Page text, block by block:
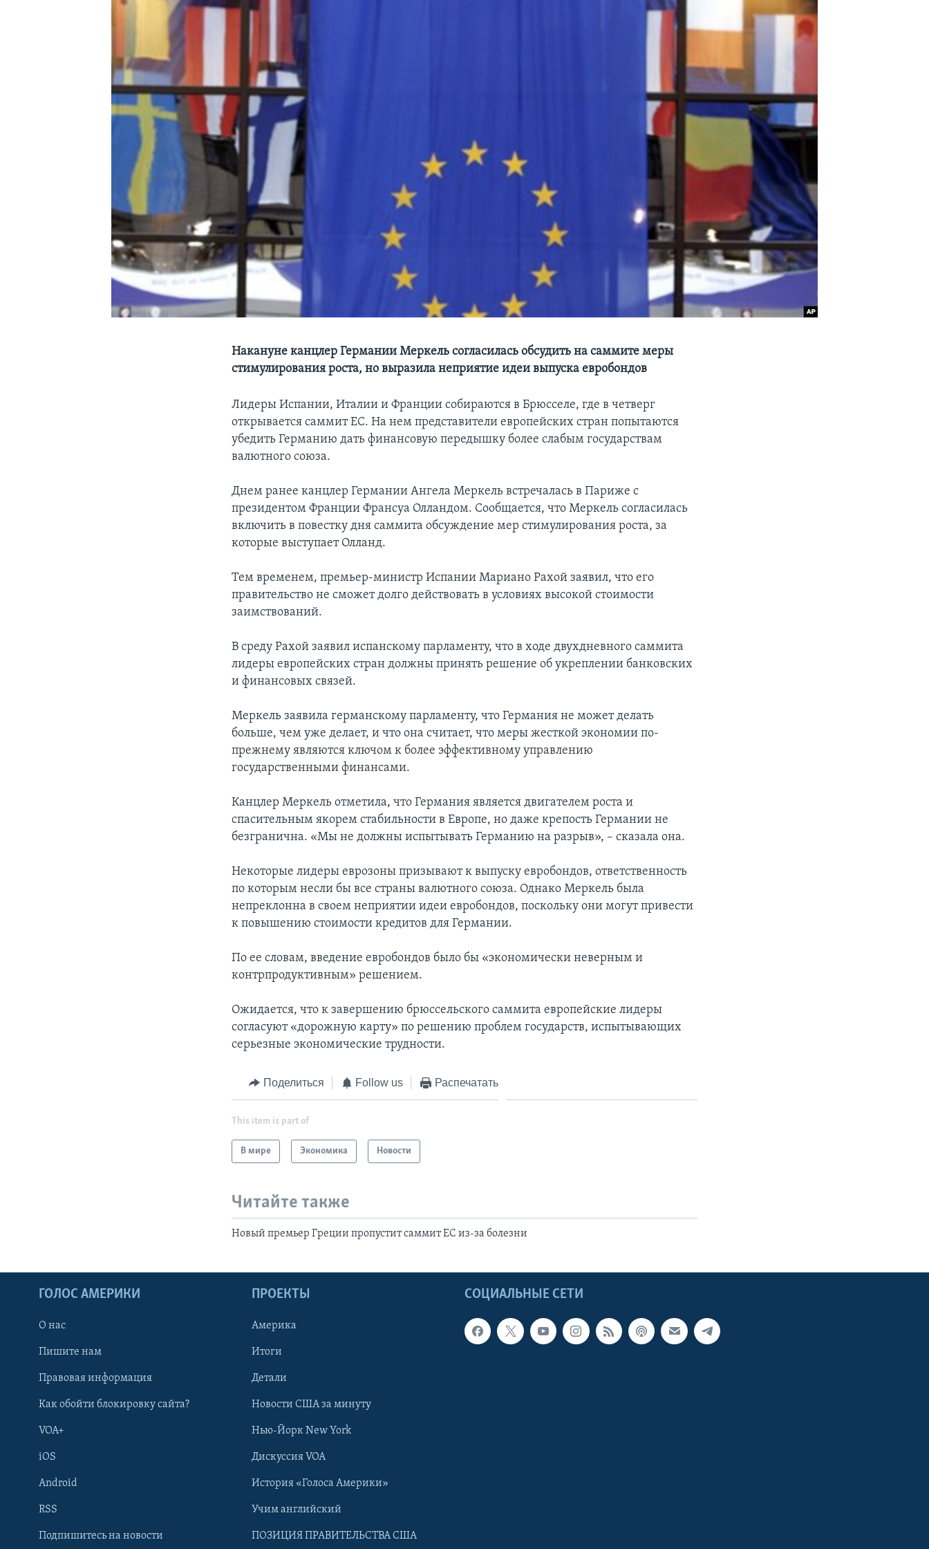
Learning English
Накануне канцлер Германии Меркель согласилась обсудить на саммите меры
стимулирования роста, но выразила неприятие идеи выпуска евробондов
Лидеры Испании, Италии и Франции собираются в Брюсселе, где в четверг
открывается саммит ЕС. На нем представители европейских стран попытаются
убедить Германию дать финансовую передышку более слабым государствам
валютного союза.
Днем ранее канцлер Германии Ангела Меркель встречалась в Париже с
президентом Франции Франсуа Олландом. Сообщается, что Меркель согласилась
включить в повестку дня саммита обсуждение мер стимулирования роста, за
которые выступает Олланд.
Тем временем, премьер-министр Испании Мариано Рахой заявил, что его
правительство не сможет долго действовать в условиях высокой стоимости
заимствований.
В среду Рахой заявил испанскому парламенту, что в ходе двухдневного саммита
лидеры европейских стран должны принять решение об укреплении банковских
и финансовых связей.
Меркель заявила германскому парламенту, что Германия не может делать
больше, чем уже делает, и что она считает, что меры жесткой экономии по-
прежнему являются ключом к более эффективному управлению
государственными финансами.
Канцлер Меркель отметила, что Германия является двигателем роста и
спасительным якорем стабильности в Европе, но даже крепость Германии не
безгранична. «Мы не должны испытывать Германию на разрыв», – сказала она.
Некоторые лидеры еврозоны призывают к выпуску евробондов, ответственность
по которым несли бы все страны валютного союза. Однако Меркель была
непреклонна в своем неприятии идеи евробондов, поскольку они могут привести
к повышению стоимости кредитов для Германии.
По ее словам, введение евробондов было бы «экономически неверным и
контрпродуктивным» решением.
Ожидается, что к завершению брюссельского саммита европейские лидеры
согласуют «дорожную карту» по решению проблем государств, испытывающих
серьезные экономические трудности.
Поделиться Follow us Распечатать
This item is part of
В мире Экономика Новости
Читайте также
Новый премьер Греции пропустит саммит ЕС из-за болезни
СОЦИАЛЬНЫЕ СЕТИ
ГОЛОС АМЕРИКИ
О нас
Пишите нам
Правовая информация
Как обойти блокировку сайта?
VOA+
iOS
Android
RSS
Подпишитесь на новости
ПРОЕКТЫ
Америка
Итоги
Детали
Новости США за минуту
Нью-Йорк New York
Дискуссия VOA
История «Голоса Америки»
Учим английский
ПОЗИЦИЯ ПРАВИТЕЛЬСТВА США